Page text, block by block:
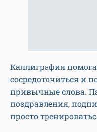
Каллиграфия
сосредоточиться и
привычные слова.
поздравления,
просто